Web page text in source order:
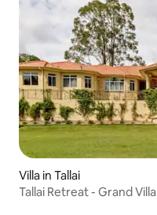
Villa in Tallai
Tallai Retreat - Grand Villa